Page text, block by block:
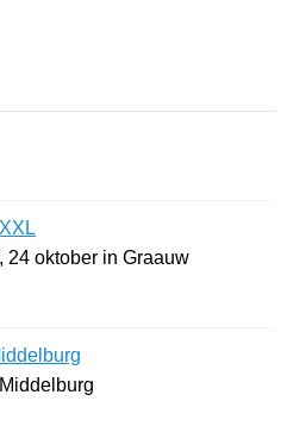
24 oktober in Graauw